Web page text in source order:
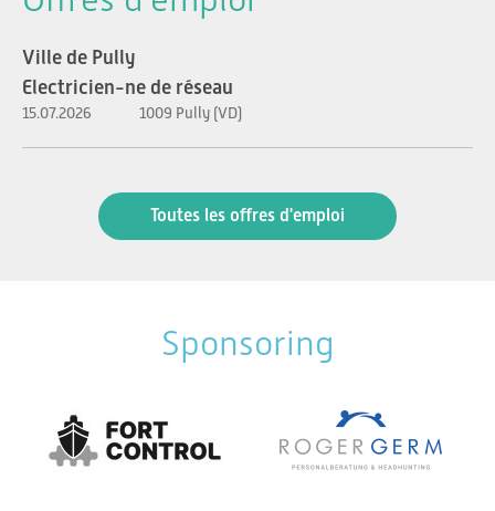
Ville de Pully
Electricien-ne de réseau
15.07.2026 1009 Pully (VD)
Toutes les offres d'emploi
Sponsoring